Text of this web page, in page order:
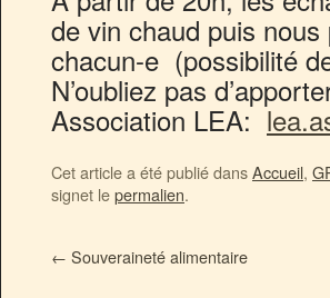
de vin chaud puis
chacun-e (possibilité
N’oubliez pas
Association LEA:
Cet article a été publié dansAccueil,
signet lepermalien.
← Souveraineté alimentaire